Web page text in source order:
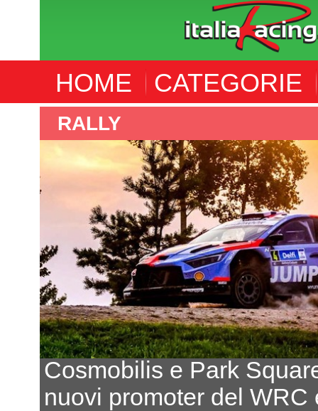
HOME CATEGORIE
RALLY
Cosmobilis e Park
nuovi promoter del WRC